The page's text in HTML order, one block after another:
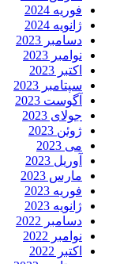
فوریه 2024
ژانویه 2024
دسامبر 2023
نوامبر 2023
اکتبر 2023
سپتامبر 2023
آگوست 2023
جولای 2023
ژوئن 2023
می 2023
آوریل 2023
مارس 2023
فوریه 2023
ژانویه 2023
دسامبر 2022
نوامبر 2022
اکتبر 2022